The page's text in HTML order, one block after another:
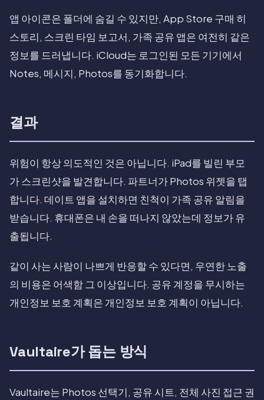
앱 아이콘은 폴더에 숨길 수 있지만, App Store 구매 히
스토리, 스크린 타임 보고서, 가족 공유 앱은 여전히 같은
정보를 드러냅니다. iCloud는 로그인된 모든 기기에서
Notes, 메시지, Photos를 동기화합니다.
결과
위험이 항상 의도적인 것은 아닙니다. iPad를 빌린 부모
가 스크린샷을 발견합니다. 파트너가 Photos 위젯을 탭
합니다. 데이트 앱을 설치하면 친척이 가족 공유 알림을
받습니다. 휴대폰은 내 손을 떠나지 않았는데 정보가 유
출됩니다.
같이 사는 사람이 나쁘게 반응할 수 있다면, 우연한 노출
의 비용은 어색함 그 이상입니다. 공유 계정을 무시하는
개인정보 보호 계획은 개인정보 보호 계획이 아닙니다.
Vaultaire가 돕는 방식
Vaultaire는 Photos 선택기, 공유 시트, 전체 사진 접근 권